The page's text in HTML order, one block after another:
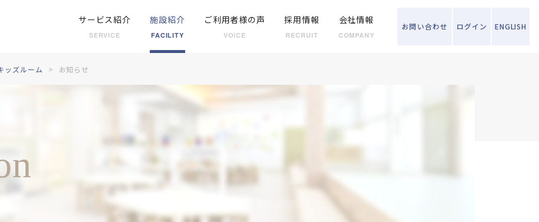
ログイン
お問い合わせ ENGLISH
サービス紹介
SERVICE
施設紹介
FACILITY
ご利用者様の声
VOICE
採用情報
RECRUIT
会社情報
COMPANY
ッズルーム お知らせ